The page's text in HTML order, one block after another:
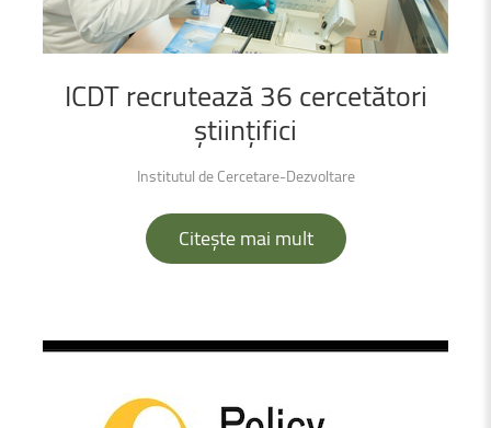
ICDTrecrutează36 cercetători
științifici
Institutul de Cercetare-Dezvoltare
Citește mai mult